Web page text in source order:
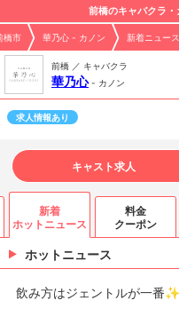
前橋のキャバクラ
橋市 華乃心 - カノン 新着ニュース
前橋 ／ キャバクラ
華乃心- カノン
求人情報あり
キャスト求人
新着
ホットニュース
料金
クーポン
ホットニュース
飲み方はジェントルが一番